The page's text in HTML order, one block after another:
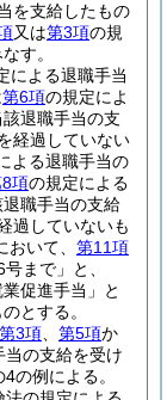
を支給したもの
又は第3項の規
す。
による退職手当
第6項の規定によ
退職手当の支
経過していない
よる退職手当の
項の規定による
職手当の支給
過していないも
おいて、 第11項
まで」と、
促進手当」と
とする。
第3項 第5項か
の支給を受け
の例による。